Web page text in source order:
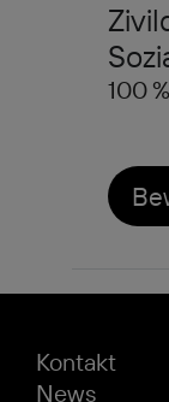
100
Kontakt
News